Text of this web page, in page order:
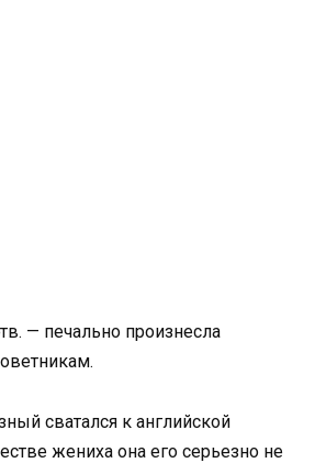
— печально произнесла
сватался к английской
жениха она его серьезно не